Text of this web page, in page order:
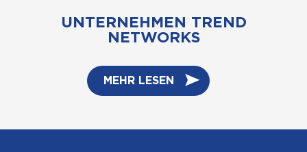
UNTERNEHMEN TREND
NETWORKS
MEHR LESEN